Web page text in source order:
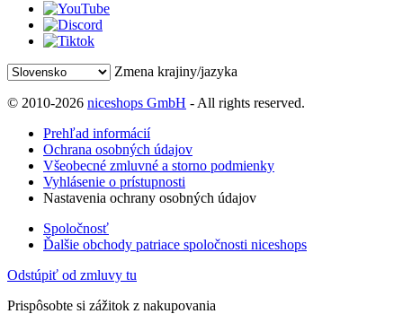
Zmena krajiny/jazyka
© 2010-2026 niceshops GmbH - All rights reserved.
Prehľad informácií
Ochrana osobných údajov
Všeobecné zmluvné a storno podmienky
Vyhlásenie o prístupnosti
Nastavenia ochrany osobných údajov
Spoločnosť
Ďalšie obchody patriace spoločnosti niceshops
Odstúpiť od zmluvy tu
Prispôsobte si zážitok z nakupovania